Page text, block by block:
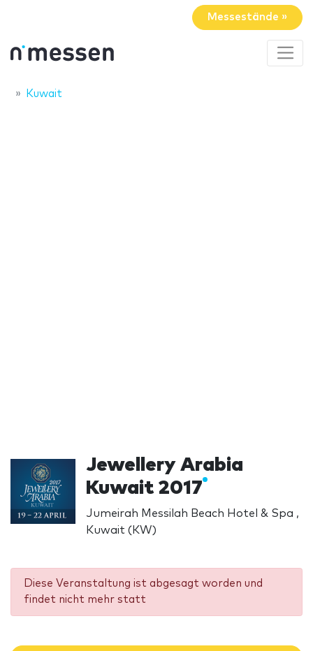
Messestände »
Kuwait
Jewellery Arabia
Kuwait 2017
Jumeirah Messilah Beach Hotel & Spa ,
Kuwait (KW)
Diese Veranstaltung ist abgesagt worden und
findet nicht mehr statt